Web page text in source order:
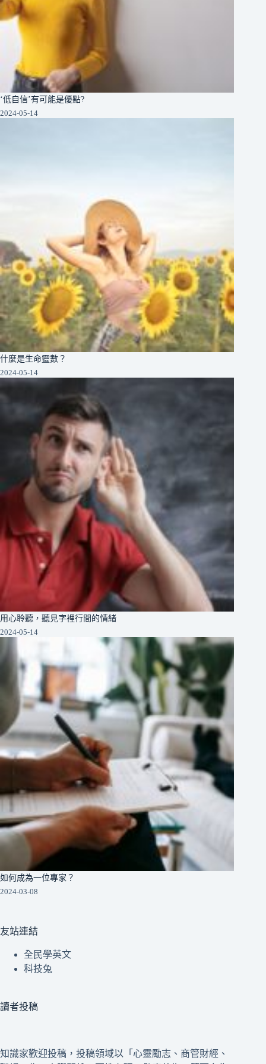
‘低自信’有可能是優點?
2024-05-14
什麼是生命靈數？
2024-05-14
用心聆聽，聽見字裡行間的情緒
2024-05-14
如何成為一位專家？
2024-03-08
友站連結
全民學英文
科技兔
讀者投稿
知識家歡迎投稿，投稿領域以「心靈勵志、商管財經、